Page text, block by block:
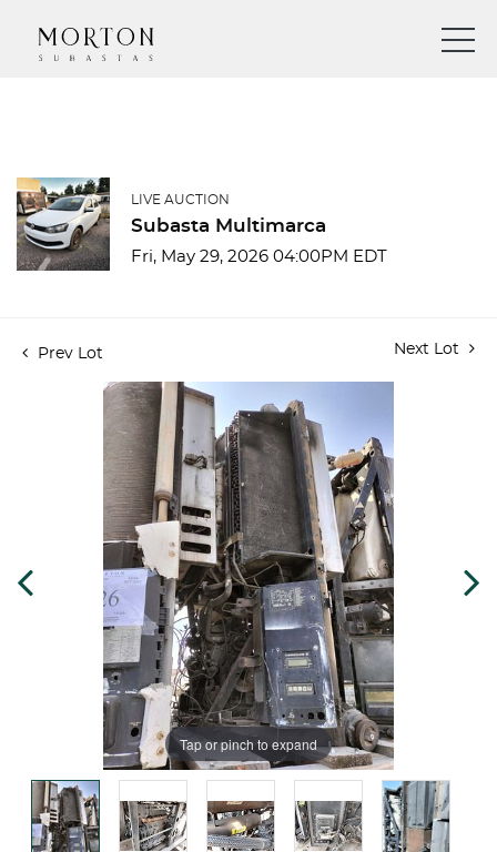
LIVE AUCTION
Subasta Multimarca
Fri, May 29, 2026 04:00PM EDT
Prev Lot Next Lot
Tap or pinch to expand